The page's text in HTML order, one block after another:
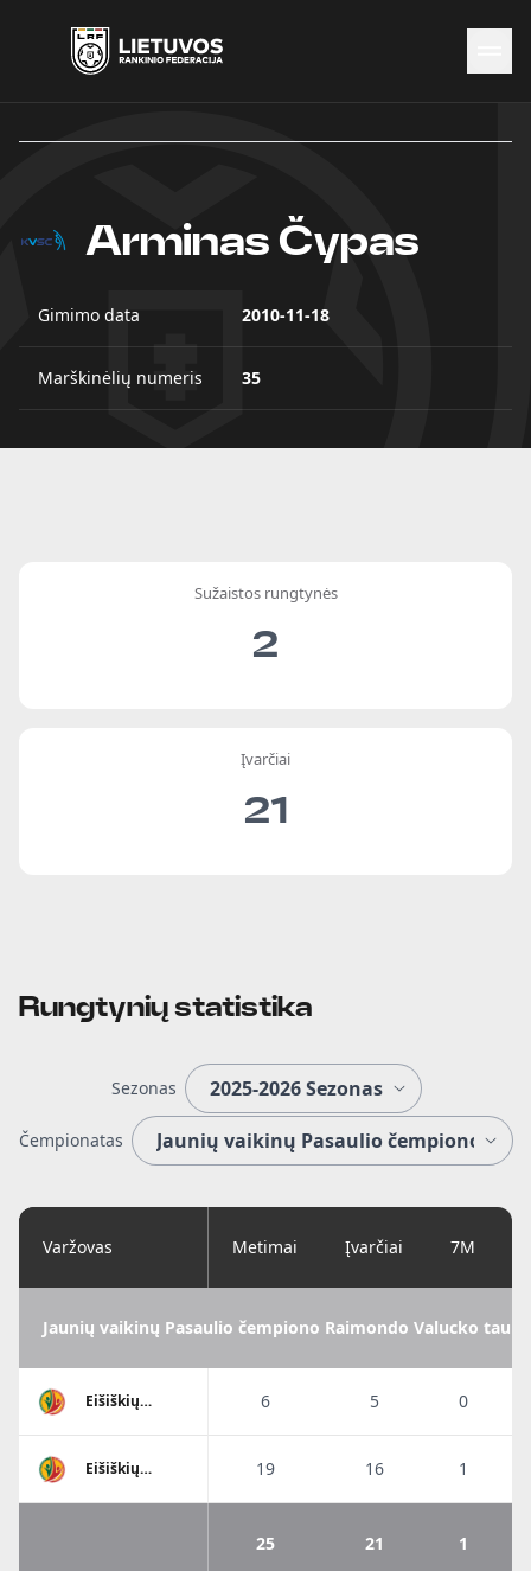
Naujienos
Čempionatai
Kontaktai
Arminas Čypas
Gimimo data 2010-11-18
Marškinėlių numeris 35
Sužaistos rungtynės
2
Įvarčiai
21
Rungtynių statistika
Sezonas
Čempionatas
Varžovas Metimai Įvarčiai 7M
Jaunių vaikinų Pasaulio čempiono Raimondo Valucko taurė
Eišiškių
SM
6 5 0
Eišiškių
SM
19 16 1
25 21 1